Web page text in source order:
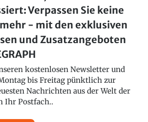
Verpassen Sie keine
- mit den exklusiven
und Zusatzangeboten
kostenlosen Newsletter und
bis Freitag pünktlich zur
Nachrichten aus der Welt der
Ihr Postfach..